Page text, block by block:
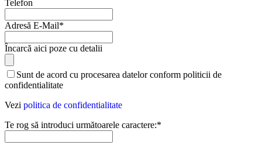
Telefon
Adresă E-Mail*
Încarcă aici poze cu detalii
Sunt de acord cu procesarea datelor conform politicii de
confidentialitate
Vezi politica de confidentialitate
Te rog să introduci următoarele caractere:*